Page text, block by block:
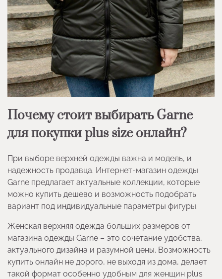
Почему стоит выбирать Garne
для покупки plus size онлайн?
При выборе верхней одежды важна и модель, и
надежность продавца. Интернет-магазин одежды
Garne предлагает актуальные коллекции, которые
можно купить дешево и возможность подобрать
вариант под индивидуальные параметры фигуры.
Женская верхняя одежда больших размеров от
магазина одежды Garne – это сочетание удобства,
актуального дизайна и разумной цены. Возможность
купить онлайн не дорого, не выходя из дома, делает
такой формат особенно удобным для женщин plus